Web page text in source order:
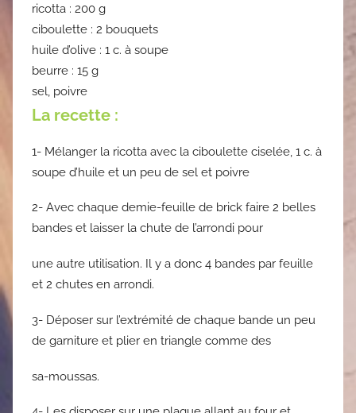
ricotta : 200 g
ciboulette : 2 bouquets
huile d’olive : 1 c. à soupe
beurre : 15 g
sel, poivre
La recette :
1- Mélanger la ricotta avec la ciboulette ciselée, 1 c. à
soupe d’huile et un peu de sel et poivre
2- Avec chaque demie-feuille de brick faire 2 belles
bandes et laisser la chute de l’arrondi pour
une autre utilisation. Il y a donc 4 bandes par feuille
et 2 chutes en arrondi.
3- Déposer sur l’extrémité de chaque bande un peu
de garniture et plier en triangle comme des
sa-moussas.